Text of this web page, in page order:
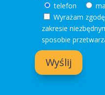
telefon
Wyrażam
zakresie
sposobie
Wyślij